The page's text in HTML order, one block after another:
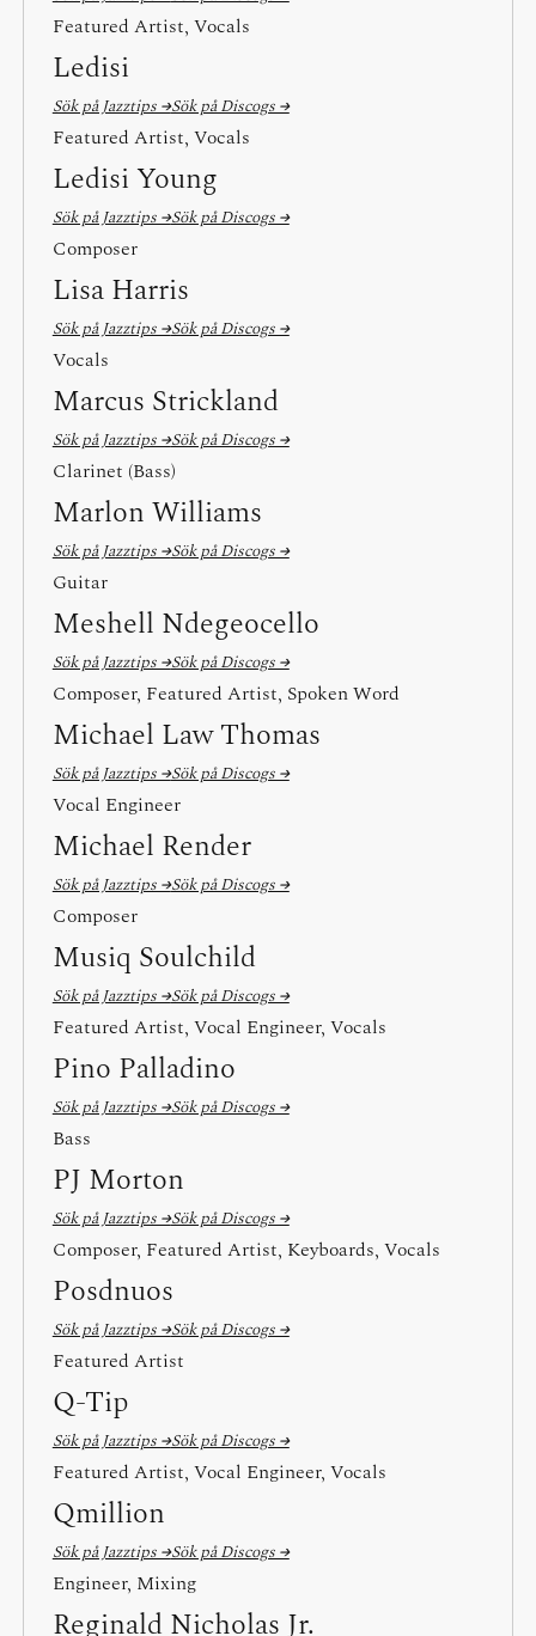
Featured Artist, Vocals
Ledisi
Sök på Jazztips →Sök på Discogs →
Featured Artist, Vocals
Ledisi Young
Sök på Jazztips →Sök på Discogs →
Composer
Lisa Harris
Sök på Jazztips →Sök på Discogs →
Vocals
Marcus Strickland
Sök på Jazztips →Sök på Discogs →
Clarinet (Bass)
Marlon Williams
Sök på Jazztips →Sök på Discogs →
Guitar
Meshell Ndegeocello
Sök på Jazztips →Sök på Discogs →
Composer, Featured Artist, Spoken Word
Michael Law Thomas
Sök på Jazztips →Sök på Discogs →
Vocal Engineer
Michael Render
Sök på Jazztips →Sök på Discogs →
Composer
Musiq Soulchild
Sök på Jazztips →Sök på Discogs →
Featured Artist, Vocal Engineer, Vocals
Pino Palladino
Sök på Jazztips →Sök på Discogs →
Bass
PJ Morton
Sök på Jazztips →Sök på Discogs →
Composer, Featured Artist, Keyboards, Vocals
Posdnuos
Sök på Jazztips →Sök på Discogs →
Featured Artist
Q-Tip
Sök på Jazztips →Sök på Discogs →
Featured Artist, Vocal Engineer, Vocals
Qmillion
Sök på Jazztips →Sök på Discogs →
Engineer, Mixing
Reginald Nicholas Jr.